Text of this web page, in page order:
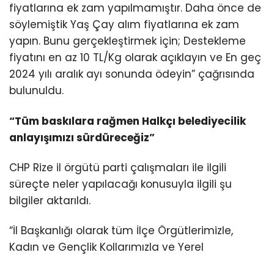
fiyatlarına ek zam yapılmamıştır. Daha önce de
söylemiştik Yaş Çay alım fiyatlarına ek zam
yapın. Bunu gerçekleştirmek için; Destekleme
fiyatını en az 10 TL/Kg olarak açıklayın ve En geç
2024 yılı aralık ayı sonunda ödeyin” çağrısında
bulunuldu.
“Tüm baskılara rağmen Halkçı belediyecilik
anlayışımızı sürdüreceğiz”
CHP Rize il örgütü parti çalışmaları ile ilgili
süreçte neler yapılacağı konusuyla ilgili şu
bilgiler aktarıldı.
“İl Başkanlığı olarak tüm İlçe Örgütlerimizle,
Kadın ve Gençlik Kollarımızla ve Yerel